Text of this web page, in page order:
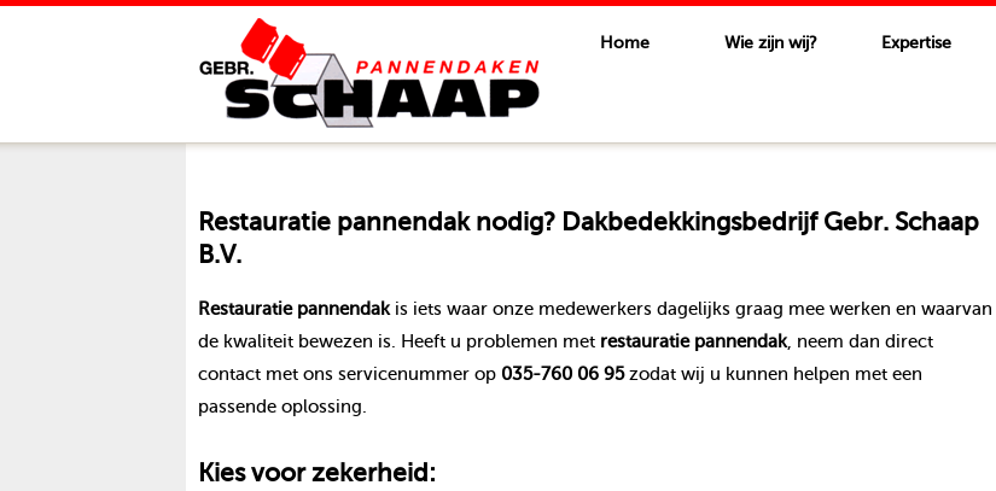
Home Wie zijn wij? Expertise
Restauratie pannendaknodig? Dakbedekkingsbedrijf Gebr. Schaap
B.V.
Restauratie pannendakis iets waar onze medewerkers dagelijks graag mee werken en waarvan
de kwaliteit bewezen is. Heeft u problemen met restauratie pannendak, neem dan direct
contact met ons servicenummer op 035-760 06 95zodat wij u kunnen helpen met een
passende oplossing.
Kies voor zekerheid: